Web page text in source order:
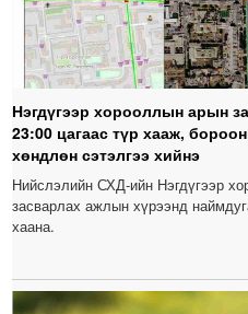
Нэгдүгээр хорооллын арын
23:00 цагаас түр хааж,
хөндлөн сэтэлгээ хийнэ
Нийслэлийн СХД-ийн Нэгдүгээр
засварлах ажлын хүрээнд
хаана.